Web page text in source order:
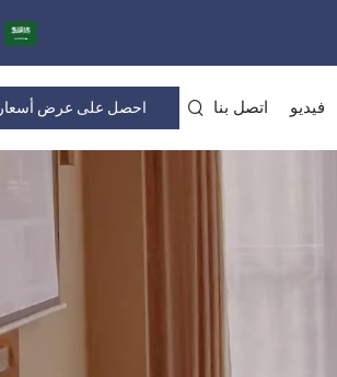
فيديو اتصل بنا احصل على عرض أسعار